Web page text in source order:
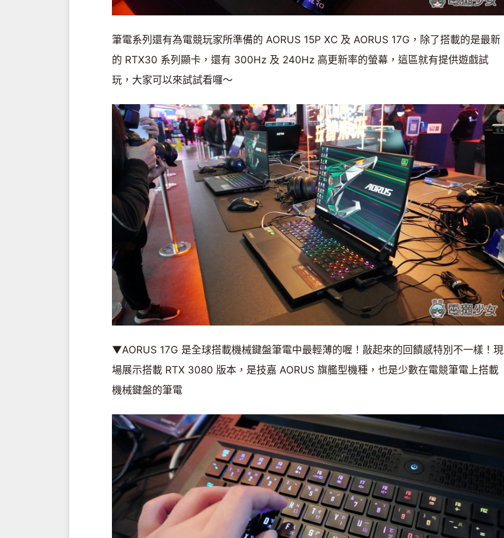
筆電系列還有為電競玩家所準備的 AORUS 15P XC 及 AORUS 17G，除了搭載的是最新
的 RTX30 系列顯卡，還有 300Hz 及 240Hz 高更新率的螢幕，這區就有提供遊戲試
玩，大家可以來試試看囉～
▼AORUS 17G 是全球搭載機械鍵盤筆電中最輕薄的喔！敲起來的回饋感特別不一樣！現
場展示搭載 RTX 3080 版本，是技嘉 AORUS 旗艦型機種，也是少數在電競筆電上搭載
機械鍵盤的筆電